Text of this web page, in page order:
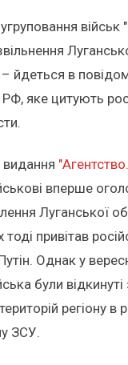
військ
– йдеться в
яке цитують
видання
вперше
Луганської
тоді привітав
Однак у
були
регіону в
ЗСУ.